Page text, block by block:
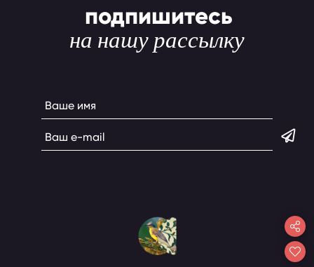
подпишитесь
на нашу рассылку